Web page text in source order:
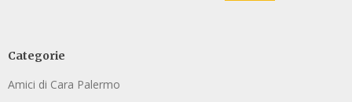
Categorie
Amici di Cara Palermo